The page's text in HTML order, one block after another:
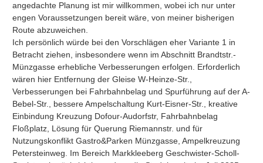
angedachte Planung ist mir willkommen, wobei ich nur unter
engen Voraussetzungen bereit wäre, von meiner bisherigen
Route abzuweichen.
Ich persönlich würde bei den Vorschlägen eher Variante 1 in
Betracht ziehen, insbesondere wenn im Abschnitt Brandtstr.-
Münzgasse erhebliche Verbesserungen erfolgen. Erforderlich
wären hier Entfernung der Gleise W-Heinze-Str.,
Verbesserungen bei Fahrbahnbelag und Spurführung auf der A-
Bebel-Str., bessere Ampelschaltung Kurt-Eisner-Str., kreative
Einbindung Kreuzung Dofour-Audorfstr, Fahrbahnbelag
Floßplatz, Lösung für Querung Riemannstr. und für
Nutzungskonflikt Gastro&Parken Münzgasse, Ampelkreuzung
Petersteinweg. Im Bereich Markkleeberg Geschwister-Scholl-